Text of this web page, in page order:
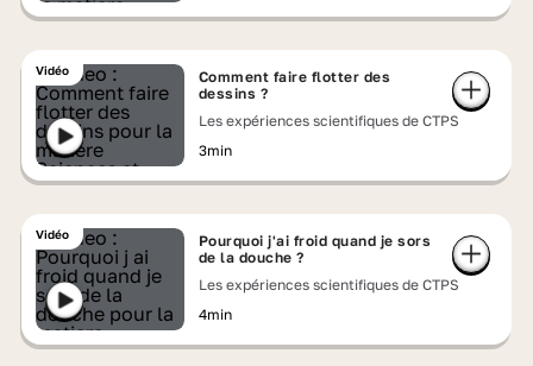
Vidéo
Comment faire flotter des
dessins ?
Les expériences scientifiques de CTPS
3min
Vidéo
Pourquoi j'ai froid quand je sors
de la douche ?
Les expériences scientifiques de CTPS
4min